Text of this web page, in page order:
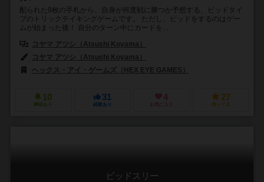
配られた9枚の手札から、自身が何度戦に勝つか予想する、ビッドタイ
プのトリックテイキングゲームです。 ただし、ビッドをするのはゲー
ムが始まった後！ 自分のターン中にカードを...
コヤマ アツシ（Atsushi Koyama）
コヤマ アツシ（Atsushi Koyama）
ヘックス・アイ・ゲームズ（HEX EYE GAMES）
10
興味あり
31
経験あり
4
お気に入り
27
持ってる
ビッドスリー